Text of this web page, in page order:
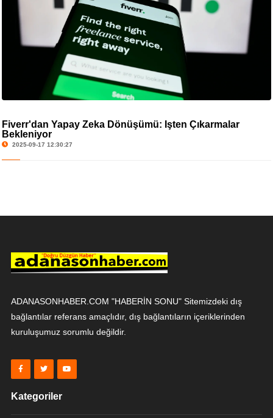
Fiverr'dan Yapay Zeka Dönüşümü: İşten Çıkarmalar
Bekleniyor
2025-09-17 12:30:27
ADANASONHABER.COM "HABERİN SONU" Sitemizdeki dış
bağlantılar referans amaçlıdır, dış bağlantıların içeriklerinden
kuruluşumuz sorumlu değildir.
Kategoriler